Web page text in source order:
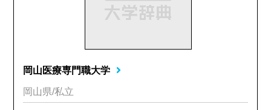
岡山医療専門職大学
岡山県/私立